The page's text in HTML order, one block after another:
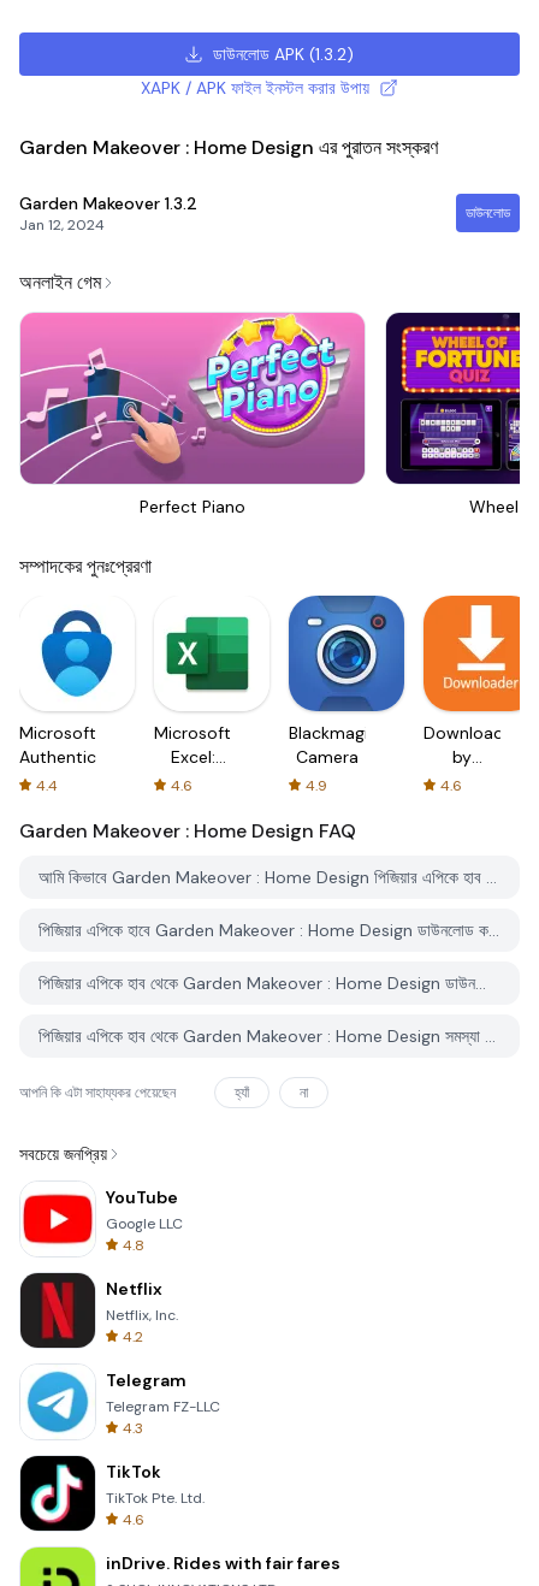
ডাউনলোড APK (1.3.2)
XAPK / APK ফাইল ইনস্টল করার উপায়
Garden Makeover : Home Design এর পুরাতন সংস্করণ
Garden Makeover 1.3.2
Jan 12, 2024
ডাউনলোড
অনলাইন গেম
Perfect Piano Wheel
সম্পাদকের পুনঃপ্রেরণা
Microsoft
Authenticator
4.4
Microsoft
Excel:
Spreadsheets
4.6
Blackmagic
Camera
4.9
Downloader
by
AFTVnews
4.6
Garden Makeover : Home Design FAQ
আমি কিভাবে Garden Makeover : Home Design পিজিয়ার এপিকে হাব থেকে ডাউনলোড করব?
পিজিয়ার এপিকে হাবে Garden Makeover : Home Design ডাউনলোড করার জন্য কোন খরচ আছে?
পিজিয়ার এপিকে হাব থেকে Garden Makeover : Home Design ডাউনলোড করতে কি আমার একটি অ্যাকাউন্ট দরকার?
পিজিয়ার এপিকে হাব থেকে Garden Makeover : Home Design সমস্যা রিপোর্ট করতে কিভাবে পারি?
আপনি কি এটা সাহায্যকর পেয়েছেন হ্যাঁ না
সবচেয়ে জনপ্রিয়
YouTube
Google LLC
4.8
Netflix
Netflix, Inc.
4.2
Telegram
Telegram FZ-LLC
4.3
TikTok
TikTok Pte. Ltd.
4.6
inDrive. Rides with fair fares